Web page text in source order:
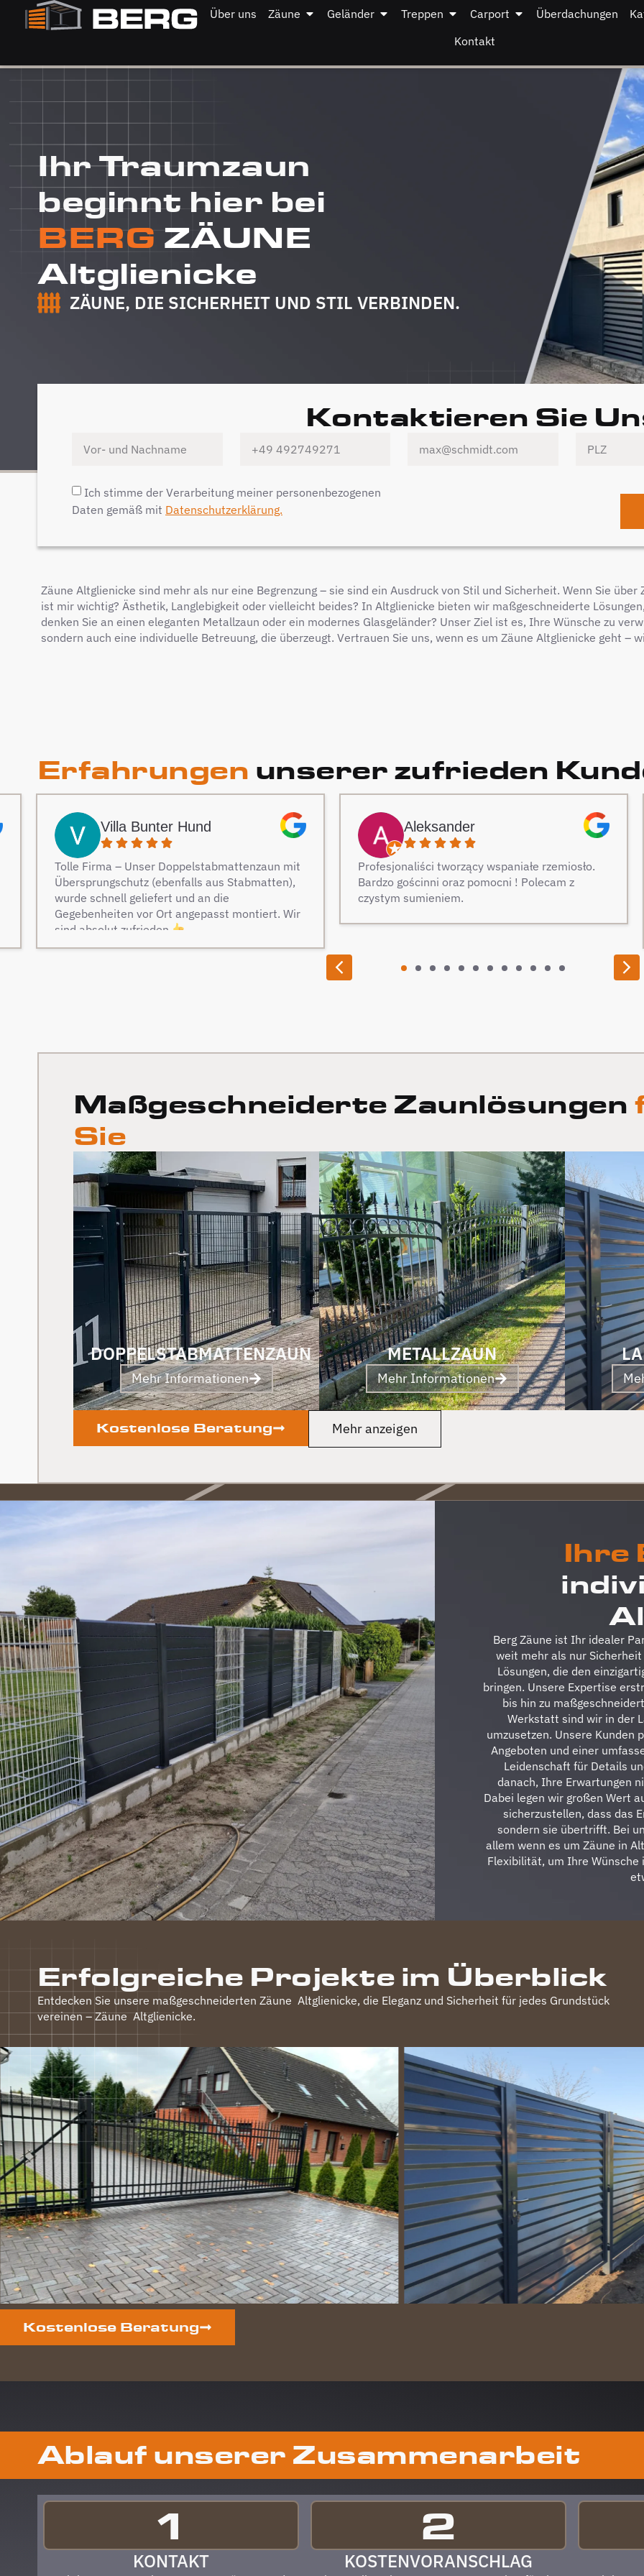
Über uns Zäune Geländer Treppen Carport Überdachungen
Kontakt
Ihr Traumzaun
beginnt hier bei
BERG ZÄUNE
Altglienicke
ZÄUNE, DIE SICHERHEIT UND STIL VERBINDEN.
Kontaktieren Sie
Ich stimme der Verarbeitung meiner personenbezogenen
Daten gemäß mit Datenschutzerklärung.
Zäune Altglienicke sind mehr als nur eine Begrenzung – sie sind ein Ausdruck von Stil und Sicherheit. Wenn Sie
ist mir wichtig? Ästhetik, Langlebigkeit oder vielleicht beides? In Altglienicke bieten wir maßgeschneiderte
denken Sie an einen eleganten Metallzaun oder ein modernes Glasgeländer? Unser Ziel ist es, Ihre Wünsche zu
sondern auch eine individuelle Betreuung, die überzeugt. Vertrauen Sie uns, wenn es um Zäune Altglienicke geht –
Erfahrungen unserer zufrieden
Villa Bunter Hund
Tolle Firma – Unser Doppelstabmattenzaun mit
Übersprungschutz (ebenfalls aus Stabmatten),
wurde schnell geliefert und an die
Gegebenheiten vor Ort angepasst montiert. Wir
sind absolut zufrieden
Aleksander
Profesjonaliści tworzący wspaniałe rzemiosło.
Bardzo gościnni oraz pomocni ! Polecam z
czystym sumieniem.
10 11 12
Maßgeschneiderte Zaunlösungen
Sie
DOPPELSTABMATTENZAUN
Mehr Informationen
METALLZAUN
Mehr Informationen
Kostenlose Beratung Mehr anzeigen
Ihre
Berg Zäune ist Ihr idealer
weit mehr als nur
Lösungen, die den
bringen. Unsere Expertise
bis hin zu
Werkstatt sind wir in der
umzusetzen. Unsere
Angeboten und einer
Leidenschaft für Details
danach, Ihre Erwartungen
Dabei legen wir großen Wert
sicherzustellen, dass das
sondern sie übertrifft. Bei
allem wenn es um Zäune in
Flexibilität, um Ihre Wünsche
Erfolgreiche Projekte im Überblick
Entdecken Sie unsere maßgeschneiderten Zäune Altglienicke, die Eleganz und Sicherheit für jedes Grundstück
vereinen – ZäuneAltglienicke.
Kostenlose Beratung
Ablauf unserer Zusammenarbeit
1
KONTAKT
2
KOSTENVORANSCHLAG